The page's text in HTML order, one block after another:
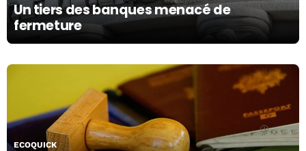
Un tiers des banques menacé de
fermeture
ECOQUICK
18/10/19